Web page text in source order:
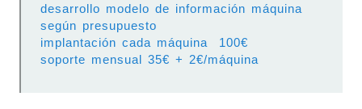
desarrollo modelo de información máquina
según presupuesto
implantación cada máquina 100€
soporte mensual 35€ + 2€/máquina